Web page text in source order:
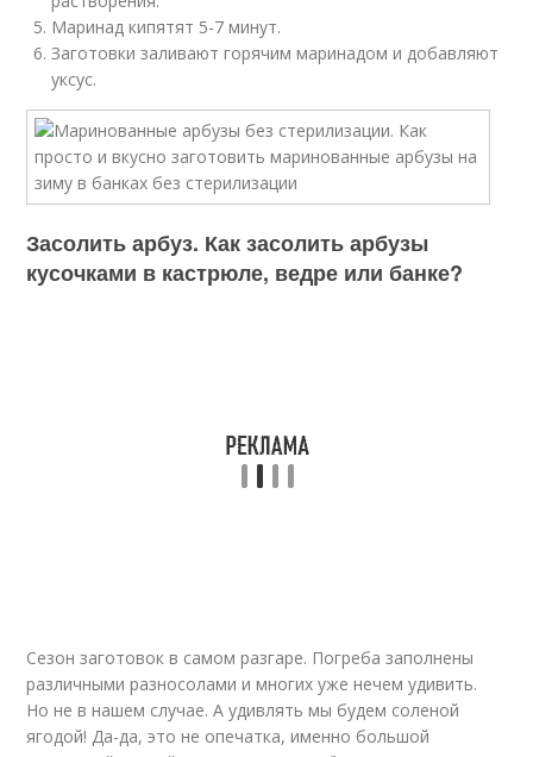
Маринад кипятят 5-7 минут.
Заготовки заливают горячим маринадом и добавляют
уксус.
Засолить арбуз. Как засолить арбузы
кусочками в кастрюле, ведре или банке?
Сезон заготовок в самом разгаре. Погреба заполнены
различными разносолами и многих уже нечем удивить.
Но не в нашем случае. А удивлять мы будем соленой
ягодой! Да-да, это не опечатка, именно большой